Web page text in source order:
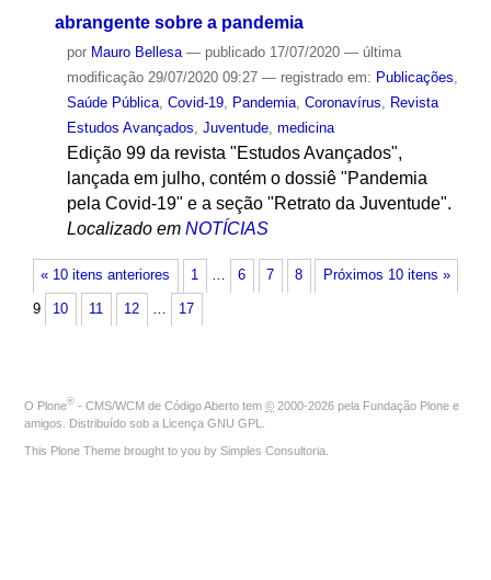
abrangente sobre a pandemia
por Mauro Bellesa — publicado17/07/2020 — última
modificação29/07/2020 09:27 — registrado em: Publicações,
Saúde Pública, Covid-19, Pandemia, Coronavírus, Revista
Estudos Avançados, Juventude, medicina
Edição 99 da revista "Estudos Avançados",
lançada em julho, contém o dossiê "Pandemia
pela Covid-19" e a seção "Retrato da Juventude".
Localizado em NOTÍCIAS
« 10 itens anteriores Próximos 10 itens »
1 … 6 7 8
9 10 11 12 … 17
O Plone® - CMS/WCM de Código Aberto tem © 2000-2026 pela Fundação Plone e
amigos. Distribuído sob a Licença GNU GPL
This Plone Theme brought to you by Simples Consultoria